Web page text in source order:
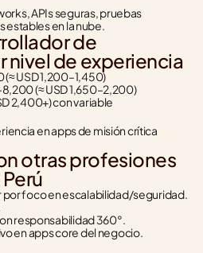
APIs seguras, pruebas
estables en la nube.
de
nivel de experiencia
USD 1,200–1,450)
(≈ USD 1,650–2,200)
2,400+) con variable
en apps de misión crítica
otras profesiones
por foco en escalabilidad/seguridad.
responsabilidad 360°.
en apps core del negocio.